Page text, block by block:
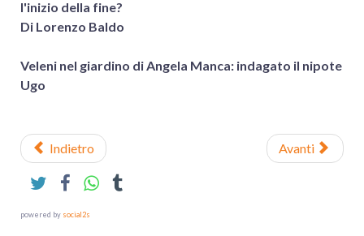
l'inizio della fine?
Di Lorenzo Baldo
Veleni nel giardino di Angela Manca: indagato il nipote
Ugo
Indietro Avanti
powered by social2s